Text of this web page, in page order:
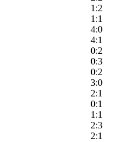
1:2
1:1
4:0
4:1
0:2
0:3
0:2
3:0
2:1
0:1
1:1
2:3
2:1